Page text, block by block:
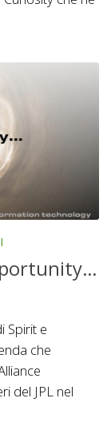
Spirit e
che
del JPL nel